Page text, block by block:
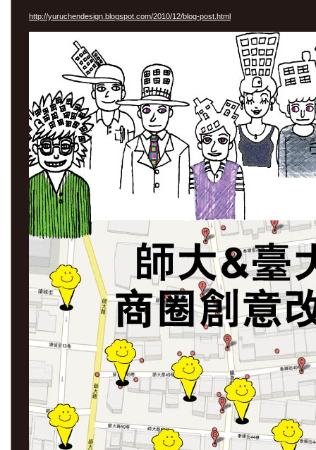
http://yuruchendesign.blogspot.com/2010/12/blog-post.html